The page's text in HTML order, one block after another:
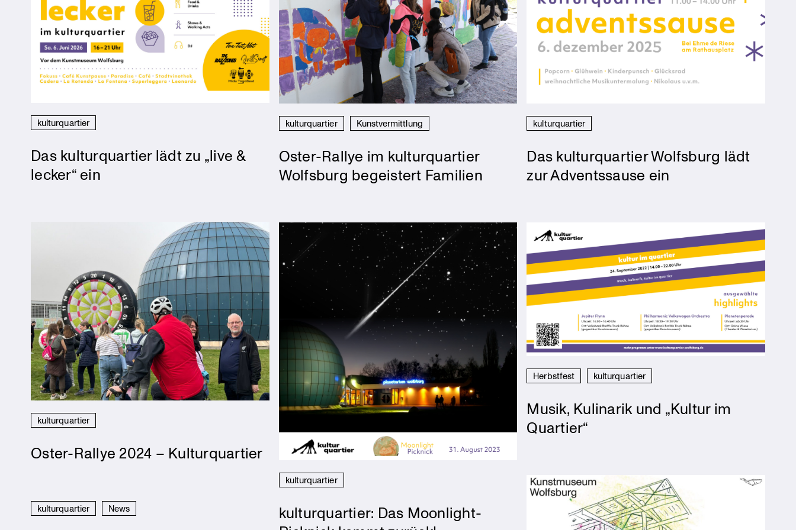
kulturquartier
Das kulturquartier lädt zu „live &
lecker“ ein
kulturquartier Kunstvermittlung
Oster-Rallye im kulturquartier
Wolfsburg begeistert Familien
kulturquartier
Das kulturquartier Wolfsburg lädt
zur Adventssause ein
kulturquartier
Oster-Rallye 2024 – Kulturquartier
kulturquartier
kulturquartier: Das Moonlight-
Herbstfest kulturquartier
Musik, Kulinarik und „Kultur im
Quartier“
kulturquartier News